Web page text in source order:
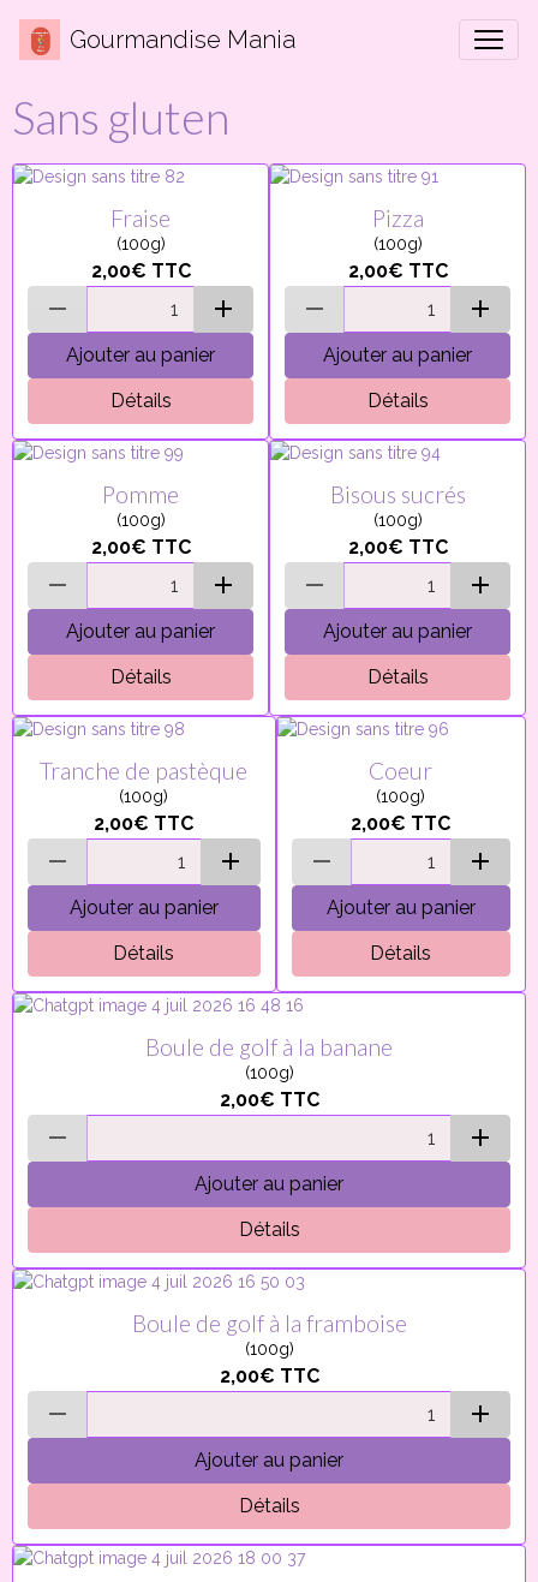
Gourmandise Mania
Sans gluten
Fraise
(100g)
2,00€ TTC
Ajouter au panier
Détails
Pizza
(100g)
2,00€ TTC
Ajouter au panier
Détails
Pomme
(100g)
2,00€ TTC
Ajouter au panier
Détails
Bisous sucrés
(100g)
2,00€ TTC
Ajouter au panier
Détails
Tranche de pastèque
(100g)
2,00€ TTC
Ajouter au panier
Détails
Coeur
(100g)
2,00€ TTC
Ajouter au panier
Détails
Boule de golf à la banane
(100g)
2,00€ TTC
Ajouter au panier
Détails
Boule de golf à la framboise
(100g)
2,00€ TTC
Ajouter au panier
Détails